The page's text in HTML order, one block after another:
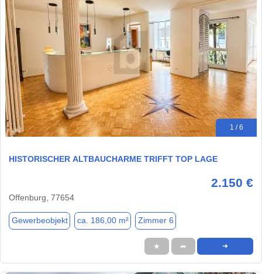
1 / 6
HISTORISCHER ALTBAUCHARME TRIFFT TOP LAGE
2.150 €
Offenburg, 77654
Gewerbeobjekt ca. 186,00 m² Zimmer 6
★ ➦ ➜